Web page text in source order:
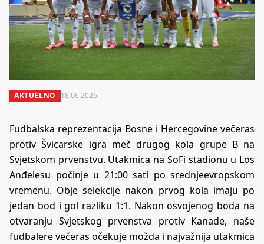
AKTUELNO 18.06.2026.
Fudbalska reprezentacija Bosne i Hercegovine večeras
protiv Švicarske igra meč drugog kola grupe B na
Svjetskom prvenstvu. Utakmica na SoFi stadionu u Los
Anđelesu počinje u 21:00 sati po srednjeevropskom
vremenu. Obje selekcije nakon prvog kola imaju po
jedan bod i gol razliku 1:1. Nakon osvojenog boda na
otvaranju Svjetskog prvenstva protiv Kanade, naše
fudbalere večeras očekuje možda i najvažnija utakmica